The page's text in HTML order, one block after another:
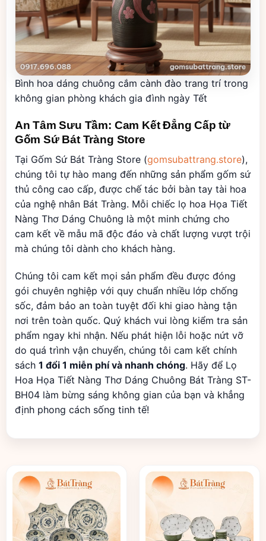
Bình hoa dáng chuông cắm cành đào trang trí trong
không gian phòng khách gia đình ngày Tết
An Tâm Sưu Tầm: Cam Kết Đẳng Cấp từ
Gốm Sứ Bát Tràng Store
Tại Gốm Sứ Bát Tràng Store (gomsubattrang.store),
chúng tôi tự hào mang đến những sản phẩm gốm sứ
thủ công cao cấp, được chế tác bởi bàn tay tài hoa
của nghệ nhân Bát Tràng. Mỗi chiếc lọ hoa Họa Tiết
Nàng Thơ Dáng Chuông là một minh chứng cho
cam kết về mẫu mã độc đáo và chất lượng vượt trội
mà chúng tôi dành cho khách hàng.
Chúng tôi cam kết mọi sản phẩm đều được đóng
gói chuyên nghiệp với quy chuẩn nhiều lớp chống
sốc, đảm bảo an toàn tuyệt đối khi giao hàng tận
nơi trên toàn quốc. Quý khách vui lòng kiểm tra sản
phẩm ngay khi nhận. Nếu phát hiện lỗi hoặc nứt vỡ
do quá trình vận chuyển, chúng tôi cam kết chính
sách 1 đổi 1 miễn phí và nhanh chóng. Hãy để Lọ
Hoa Họa Tiết Nàng Thơ Dáng Chuông Bát Tràng ST-
BH04 làm bừng sáng không gian của bạn và khẳng
định phong cách sống tinh tế!